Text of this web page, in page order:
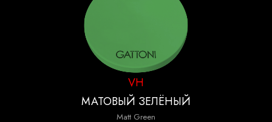
VH
МАТОВЫЙ ЗЕЛЁНЫЙ
Matt Green